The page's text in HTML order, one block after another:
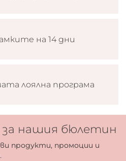
на 14 дни
лоялна програма
нашия бюлетин
продукти, промоции и